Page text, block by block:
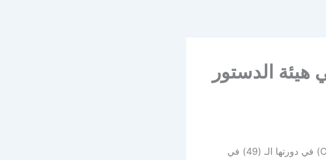
هيئة الدستور
اعتمدت (هيئة الدستور الغذائي Codex AlimentariusCommission) في دورتها الـ (49) في